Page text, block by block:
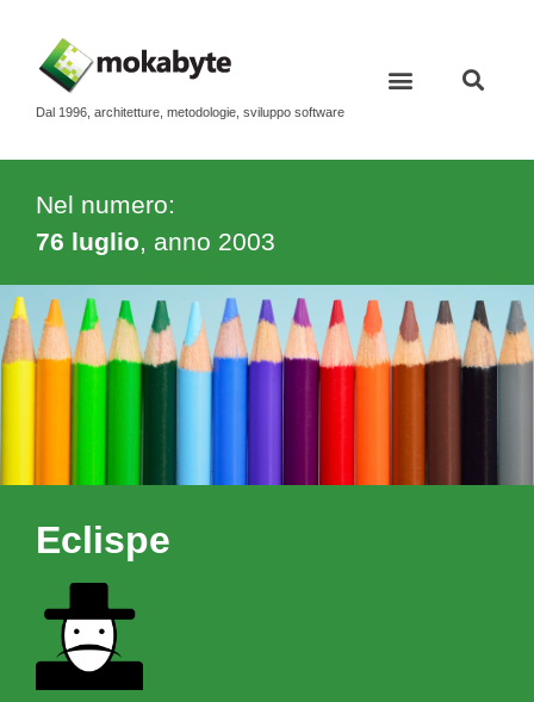
Dal 1996, architetture, metodologie, sviluppo software
Nel numero:
76 luglio, anno 2003
Eclispe